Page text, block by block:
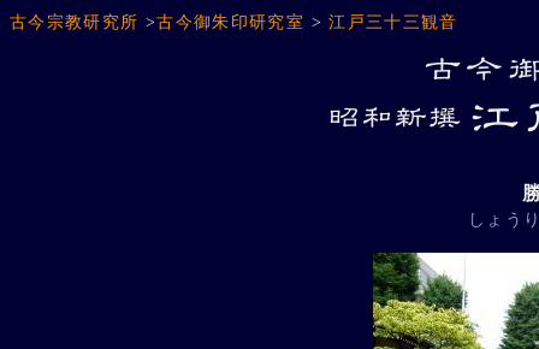
古今宗教研究所 >古今御朱印研究室 >江戸三十三観音
しょう